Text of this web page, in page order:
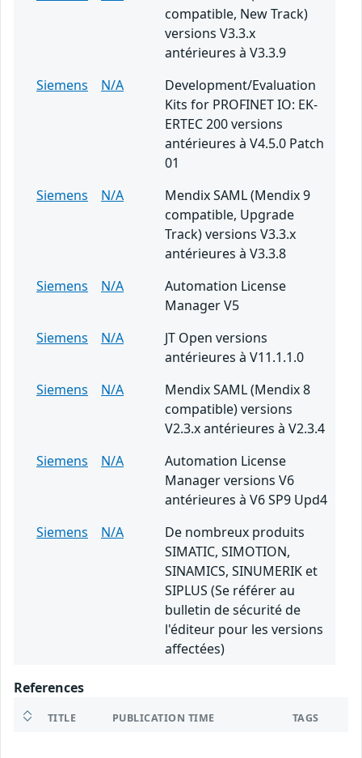
compatible, New Track)
versions V3.3.x
antérieures à V3.3.9
Siemens
N/A
Development/Evaluation
Kits for PROFINET IO: EK-
ERTEC 200 versions
antérieures à V4.5.0 Patch
01
Siemens
N/A
Mendix SAML (Mendix 9
compatible, Upgrade
Track) versions V3.3.x
antérieures à V3.3.8
Siemens
N/A
Automation License
Manager V5
Siemens
N/A
JT Open versions
antérieures à V11.1.1.0
Siemens
N/A
Mendix SAML (Mendix 8
compatible) versions
V2.3.x antérieures à V2.3.4
Siemens
N/A
Automation License
Manager versions V6
antérieures à V6 SP9 Upd4
Siemens
N/A
De nombreux produits
SIMATIC, SIMOTION,
SINAMICS, SINUMERIK et
SIPLUS (Se référer au
bulletin de sécurité de
l'éditeur pour les versions
affectées)
References
TITLE PUBLICATION TIME TAGS